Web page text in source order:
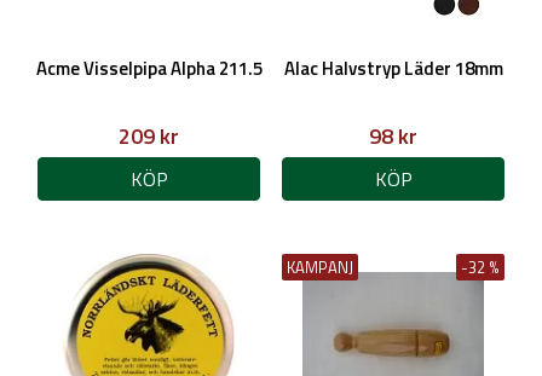
Acme Visselpipa Alpha 211.5
209 kr
KÖP
Alac Halvstryp Läder 18mm
98 kr
KÖP
KAMPANJ -32 %